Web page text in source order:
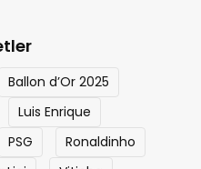
Ballon d’Or 2025
Luis Enrique
PSG
Ronaldinho